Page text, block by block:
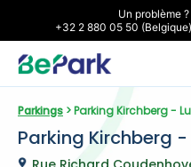
Un problème
+32 2 880 05 50
Parkings > Parking Kirchberg -
Parking Kirchberg